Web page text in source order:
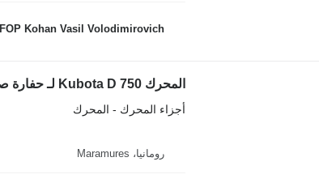
FOP Kohan Vasil Volodimirovich
المحرك Kubota D 750 لـ حفارة صغيرة
أجزاء المحرك - المحرك
رومانيا، Maramures